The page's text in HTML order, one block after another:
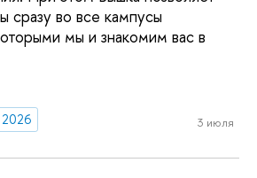
сразу во все кампусы
мы и знакомим вас в
3 июля